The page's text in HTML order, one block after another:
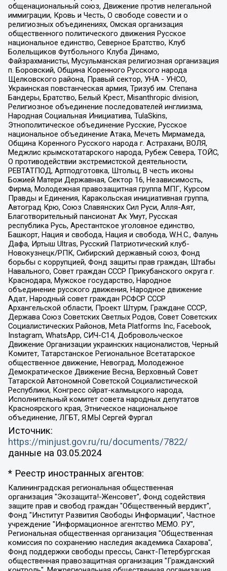
общенациональный союз, Движение против нелегальной
иммиграции, Кровь и Честь, О свободе совести и о
религиозных объединениях, Омская организация
общественного политического движения Русское
национальное единство, Северное Братство, Клуб
Болельщиков Футбольного Клуба Динамо,
Файзрахманисты, Мусульманская религиозная организация
п. Боровский, Община Коренного Русского народа
Щелковского района, Правый сектор, УНА - УНСО,
Украинская повстанческая армия, Тризуб им. Степана
Бандеры, Братство, Белый Крест, Misanthropic division,
Религиозное объединение последователей инглиизма,
Народная Социальная Инициатива, TulaSkins,
Этнополитическое объединение Русские, Русское
национальное объединение Атака, Мечеть Мирмамеда,
Община Коренного Русского народа г. Астрахани, ВОЛЯ,
Меджлис крымскотатарского народа, Рубеж Севера, ТОЙС,
О противодействии экстремистской деятельности,
РЕВТАТПОД, Артподготовка, Штольц, В честь иконы
Божией Матери Державная, Сектор 16, Независимость,
Фирма, Молодежная правозащитная группа МПГ, Курсом
Правды и Единения, Каракольская инициативная группа,
Автоград Крю, Союз Славянских Сил Руси, Алля-Аят,
Благотворительный пансионат Ак Умут, Русская
республика Русь, Арестантское уголовное единство,
Башкорт, Нация и свобода, Нация и свобода, W.H.С., Фалунь
Дафа, Иртыш Ultras, Русский Патриотический клуб-
Новокузнецк/РПК, Сибирский державный союз, Фонд
борьбы с коррупцией, Фонд защиты прав граждан, Штабы
Навального, Совет граждан СССР Прикубанского округа г.
Краснодара, Мужское государство, Народное
объединение русского движения, Народное движение
Адат, Народный совет граждан РСФСР СССР
Архангельской области, Проект Штурм, Граждане СССР,
Держава Союз Советских Светлых Родов, Совет Советских
Социалистических Районов, Meta Platforms Inc, Facebook,
Instagram, WhatsApp, СИЧ-С14, Добровольческое
Движение Организации украинских националистов, Черный
Комитет, Татарстанское Региональное Всетатарское
общественное движение, Невоград, Молодежное
Демократическое Движение Весна, Верховный Совет
Татарской Автономной Советской Социалистической
Республики, Конгресс ойрат-калмыцкого народа,
Исполнительный комитет совета народных депутатов
Красноярского края, Этническое национальное
объединение, ЛГБТ, Я.МЫ Сергей Фургал
Источник:
https://minjust.gov.ru/ru/documents/7822/
данные на 03.05.2024
* Реестр иностранных агентов:
Калининградская региональная общественная организация "Экозащита!-Женсовет", Фонд содействия защите прав и свобод граждан "Общественный вердикт", Фонд "Институт Развития Свободы Информации", Частное учреждение "Информационное агентство МЕМО. РУ", Региональная общественная организация "Общественная комиссия по сохранению наследия академика Сахарова", Фонд поддержки свободы прессы, Санкт-Петербургская общественная правозащитная организация "Гражданский контроль", Межрегиональная общественная организация "Информационно-просветительский центр "Мемориал", Региональный Фонд "Центр Защиты Прав Средств Массовой Информации", с 05.12.2023 Фонд "Центр Защиты Прав Средств массовой информации", Региональная общественная благотворительная организация помощи беженцам и мигрантам "Гражданское содействие", Негосударственное образовательное учреждение дополнительного профессионального образования (повышение квалификации) специалистов "АКАДЕМИЯ ПО ПРАВАМ ЧЕЛОВЕКА", Свердловская региональная общественная организация "Сутяжник", Автономная некоммерческая организация "Центр независимых социологических исследований", Союз общественных объединений "Российский исследовательский центр по правам человека", Региональное общественное учреждение научно-информационный центр "МЕМОРИАЛ", Некоммерческая организация "Фонд защиты гласности", Автономная некоммерческая организация "Институт прав человека", Городская общественная организация "Екатеринбургское общество "МЕМОРИАЛ", Городская общественная организация "Рязанское историко-просветительское и правозащитное общество "Мемориал" (Рязанский Мемориал), Челябинский региональный орган общественной самодеятельности – женское общественное объединение "Женщины Евразии", Челябинский региональный орган общественной самодеятельности "Уральская правозащитная группа", Фонд содействия защите здоровья и социальной справедливости имени Андрея Рылькова, Автономная Некоммерческая Организация "Аналитический Центр Юрия Левады", Автономная некоммерческая организация социальной поддержки населения "Проект Апрель", Региональная общественная организация помощи женщинам и детям, находящимся в кризисной ситуации "Информационно-методический центр "Анна", Фонд содействия развитию массовых коммуникаций и правовому просвещению "Так-так-Так", Фонд содействия устойчивому развитию "Серебряная тайга", Свердловский региональный общественный фонд социальных проектов "Новое время", "Idel.Реалии", Кавказ.Реалии, Крым.Реалии, Телеканал Настоящее Время, Татаро-башкирская служба Радио Свобода (Azatliq Radiosi), Радио Свободная Европа/Радио Свобода (PCE/PC), "Сибирь.Реалии", "Фактограф", Благотворительный фонд помощи осужденным и их семьям, Автономная некоммерческая организация "Институт глобализации и социальных движений", Фонд "В защиту прав заключенных", Частное учреждение "Центр поддержки и содействия развитию средств массовой информации", Пензенский региональный общественный благотворительный фонд "Гражданский союз", "Север.Реалии", Некоммерческая организация Фонд "Правовая инициатива", Общество с ограниченной ответственностью "Радио Свободная Европа/Радио Свобода", Чешское информационное агентство "MEDIUM-ORIENT", Красноярская региональная общественная организация "Мы против СПИДа", Камалягин Денис Николаевич, Маркелов Сергей Евгеньевич, Пономарев Лев Александрович, Савицкая Людмила Алексеевна, Автономная некоммерческая организация "Центр по работе с проблемой насилия "НАСИЛИЮ.НЕТ", Межрегиональный профессиональный союз работников здравоохранения "Альянс врачей", Юридическое лицо, зарегистрированное в Латвийской Республике, SIA "Medusa Project" (регистрационный номер 40103797863, дата регистрации 10.06.2014), Некоммерческая организация "Фонд по борьбе с коррупцией", Автономная некоммерческая организация "Институт права и публичной политики", Баданин Роман Сергеевич, Гликин Максим Александрович, Железнова Мария Михайловна, Лукьянова Юлия Сергеевна, Маетная Елизавета Витальевна, Маняхин Петр Борисович, Чуракова Ольга Владимировна, Ярош Юлия Петровна, Юридическое лицо "The Insider SIA", зарегистрированное в Риге, Латвийская Республика (дата регистрации 26.06.2015), являющееся администратором доменного имени интернет-издания "The Insider SIA", https://theins.ru, Постернак Алексей Евгеньевич, Рубин Михаил Аркадьевич, Анин Роман Александрович, Юридическое лицо Istories fonds, зарегистрированное в Латвийской Республике (регистрационный номер 50008295751, дата регистрации 24.02.2020), Великовский Дмитрий Александрович, Долинина Ирина Николаевна, Мароховская Алеся Алексеевна, Шлейнов Роман Юрьевич, Шмагун Олеся Валентиновна, Общество с ограниченной ответственностью "Альтаир 2021", Общество с ограниченной ответственностью "Вега 2021", Общество с ограниченной ответственностью "Главный редактор 2021", Общество с ограниченной ответственностью "Ромашки монолит", Важенков Артем Валерьевич, Ивановская областная общественная организация "Центр гендерных исследований", Гурман Юрий Альбертович, Медиапроект "ОВД-Инфо", Егоров Владимир Владимирович, Жилинский Владимир Александрович, Общество с ограниченной ответственностью "ЗП", Иванова София Юрьевна, Карезина Инна Павловна, Кильтау Екатерина Викторовна, Петров Алексей Викторович, Пискунов Сергей Евгеньевич, Смирнов Сергей Сергеевич, Тихонов Михаил Сергеевич, Общество с ограниченной ответственностью "ЖУРНАЛИСТ-ИНОСТРАННЫЙ АГЕНТ", Арапова Галина Юрьевна, Вольтская Татьяна Анатольевна, Американская компания "Mason G.E.S. Anonymous Foundation" (США), являющаяся владельцем интернет-издания https://mnews.world/, Компания "Stichting Bellingcat", зарегистрированная в Нидерландах (дата регистрации 11.07.2018), Захаров Андрей Вячеславович, Клепиковская Екатерина Дмитриевна, Общество с ограниченной ответственностью "МЕМО", Перл Роман Александрович, Симонов Евгений Алексеевич, Соловьева Елена Анатольевна, Сотников Даниил Владимирович, Сурначева Елизавета Дмитриевна, Автономная некоммерческая организация по защите прав человека и информированию населения "Якутия – Наше Мнение", Общество с ограниченной ответственностью "Москоу диджитал медиа", с 26.01.2023 Общество с ограниченной ответственностью "Чайка Белые сады", Ветошкина Валерия Валерьевна, Заговора Максим Александрович, Межрегиональное общественное движение "Российская ЛГБТ - сеть", Оленичев Максим Владимирович, Павлов Иван Юрьевич, Скворцова Елена Сергеевна, Общество с ограниченной ответственностью "Как бы инагент", Кочетков Игорь Викторович, Общество с ограниченной ответственностью "Честные выборы", Еланчик Олег Александрович, Общество с ограниченной ответственностью "Нобелевский призыв", Гималова Регина Эмилевна, Григорьев Андрей Валерьевич, Григорьева Алина Александровна, Ассоциация по содействию защите прав призывников, альтернативнослужащих и военнослужащих "Правозащитная группа "Гражданин.Армия.Право", Хисамова Регина Фаритовна, Автономная некоммерческая организация по реализации социально-правовых программ "Лилит", Дальневосточное общественное движение "Маяк", Санкт-Петербургская ЛГБТ-инициативная группа "Выход", Инициативная группа ЛГБТ+ "Реверс", Алексеев Андрей Викторович, Бекбулатова Таисия Львовна, Беляев Иван Михайлович, Владыкина Елена Сергеевна, Гельман Марат Александрович, Никульшина Вероника Юрьевна, Толоконникова Надежда Андреевна, Шендерович Виктор Анатольевич, Общество с ограниченной ответственностью "Данное сообщение", Общество с ограниченной ответственностью Издательский дом "Новая глава", Айнбиндер Александра Александровна, Московский комьюнити-центр для ЛГБТ+инициатив, Благотворительный фонд развития филантропии, Deutsche Welle (Германия, Kurt-Schumacher-Strasse 3, 53113 Bonn), Борзунова Мария Михайловна, Воробьев Виктор Викторович, Голубева Анна Львовна, Константинова Алла Михайловна, Малкова Ирина Владимировна, Мурадов Мурад Абдулгалимович, Осетинская Елизавета Николаевна, Понасенков Евгений Николаевич, Ганапольский Матвей Юрьевич, Киселев Евгений Алексеевич, Борухович Ирина Григорьевна, Дремин Иван Тимофеевич, Дубровский Дмитрий Викторович, Красноярская региональная общественная организация поддержки и развития альтернативных образовательных технологий и межкультурных коммуникаций "ИНТЕРРА", Маяковская Екатерина Алексеевна, Фейгин Марк Захарович, Филимонов Андрей Викторович, Дзугкоева Регина Николаевна, Доброхотов Роман Александрович, Дудь Юрий Александрович, Елкин Сергей Владимирович, Кругликов Кирилл Игоревич, Сабунаева Мария Леонидовна, Семенов Алексей Владимирович, Шаинян Карен Багратович, Шульман Екатерина Михайловна, Асафьев Артур Валерьевич, Вахштайн Виктор Семенович, Венедиктов Алексей Алексеевич, Лушникова Екатерина Евгеньевна, Волков Леонид Михайлович, Невзоров Александр Глебович, Пархоменко Сергей Борисович, Сироткин Ярослав Николаевич, Кара-Мурза Владимир Владимирович, Баранова Наталья Владимировна, Гозман Леонид Яковлевич, Кагарлицкий Борис Юльевич, Климарев Михаил Валерьевич, Милов Владимир Станиславович, Автономная некоммерческая организация Краснодарский центр современного искусства "Типография", Моргенштерн Алишер Тагирович, Соболь Любовь Эдуардовна, Общество с ограниченной ответственностью "ЛИЗА НОРМ", Каспаров Гарри Кимович, Ходорковский Михаил Борисович, Общество с ограниченной ответственностью "Апрельские тезисы", Данилович Ирина Брониславовна, Кашин Олег Владимирович, Петров Николай Владимирович, Пивоваров Алексей Владимирович, Соколов Михаил Владимирович, Цветкова Юлия Владимировна, Чичваркин Евгений Александрович, Комитет против пыток/Команда против пыток, Общество с ограниченной ответственностью "Первый научный", Общество с ограниченной ответственностью "Вертолет и ко", Белоцерковская Вероника Борисовна, Кац Максим Евгеньевич, Лазарева Татьяна Юрьевна, Шаведдинов Руслан Табризович, Яшин Илья Валерьевич, Общество с ограниченной ответственностью "Иноагент ААВ", Алешковский Дмитрий Петрович, Альбац Евгения Марковна, Быков Дмитрий Львович, Галямина Юлия Евгеньевна, Лойко Сергей Леонидович, Мартынов Кирилл Константинович, Медведев Сергей Александрович, Крашенинников Федор Геннадиевич, Гордеева Катерина Вл